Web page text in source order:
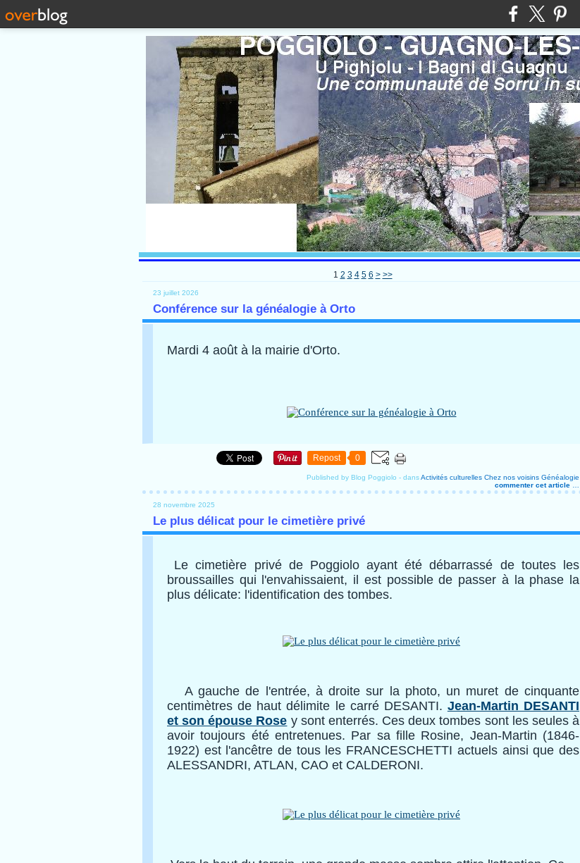
1 2 3 4 5 6 > >>
23 juillet 2026
Conférence sur la généalogie à Orto
Mardi 4 août à la mairie d'Orto.
Repost 0
Published by Blog Poggiolo - dansActivités culturelles Chez nos voisins Généalogie
commenter cet article
28 novembre 2025
Le plus délicat pour le cimetière privé
Le cimetière privé de Poggiolo ayant été débarrassé de toutes les
broussailles qui l'envahissaient, il est possible de passer à la phase la
plus délicate: l'identification des tombes.
A gauche de l'entrée, à droite sur la photo, un muret de cinquante
centimètres de haut délimite le carré DESANTI. Jean-Martin DESANTI
et son épouse Rose y sont enterrés. Ces deux tombes sont les seules à
avoir toujours été entretenues. Par sa fille Rosine, Jean-Martin (1846-
1922) est l'ancêtre de tous les FRANCESCHETTI actuels ainsi que des
ALESSANDRI, ATLAN, CAO et CALDERONI.